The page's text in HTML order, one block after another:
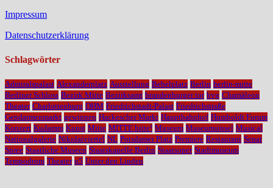
Impressum
Datenschutzerklärung
Schlagwörter
Admiralspalast Alexanderplatz Ausstellung Bebelplatz Berlin berlin-mitte
Berliner Schloss Bezirk Mitte Bezirksamt brandenburger tor bvg Chamäleon
Theater Charlottenburg DHM Friedrichstadt-Palast Friedrichstraße
Gendarmenmarkt gewinnen Hackescher Markt Hauptbahnhof Humboldt Forum
Konzert Kudamm Kunst Mitte MITTE bitte! Museum Museumsinsel Musical
Nationalgalerie Nikolaiviertel NL Potsdamer Platz Premiere Restaurant Senat
Spree Staatliche Museen Staatskapelle Berlin Staatsoper Stadtmuseum
Tempodrom Theater u5 Unter den Linden